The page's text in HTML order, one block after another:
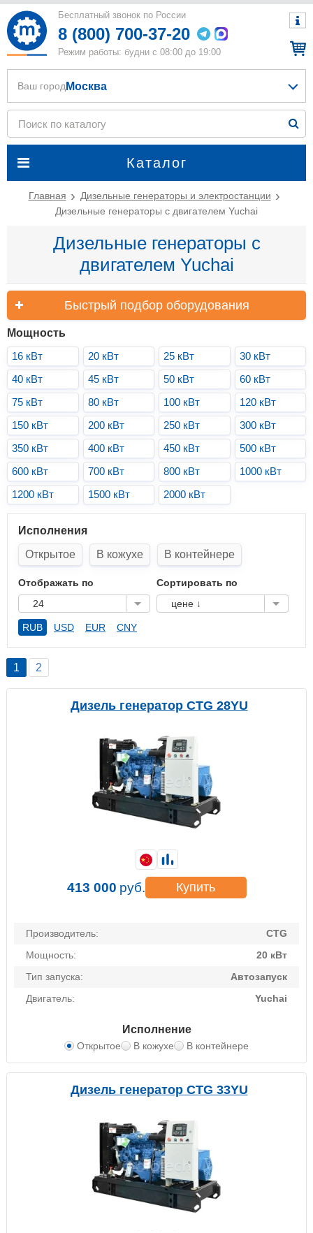
Бесплатный звонок по России
8 (800) 700-37-20
Режим работы: будни с 08:00 до 19:00
Каталог
Ваш город Москва
Главная
Дизельные генераторы и электростанции
Дизельные генераторы с двигателем Yuchai
Дизельные генераторы с
двигателем Yuchai
Быстрый подбор оборудования
Мощность
16 кВт
20 кВт 25 кВт
30 кВт
40 кВт
45 кВт 50 кВт
60 кВт
75 кВт
80 кВт 100 кВт
120 кВт
150 кВт
200 кВт 250 кВт
300 кВт
350 кВт
400 кВт 450 кВт
500 кВт
600 кВт
700 кВт 800 кВт
1000 кВт
1200 кВт
1500 кВт 2000 кВт
Исполнения
Открытое
В кожухе В контейнере
Отображать по
24
Сортировать по
цене ↓
RUB USD EUR CNY
1 2
Дизель генератор CTG 28YU
Производитель:
CTG
Мощность:
20 кВт
Тип запуска:
Автозапуск
Двигатель:
Yuchai
Исполнение
Открытое В кожухе В контейнере
413 000 руб. Купить
Дизель генератор CTG 33YU